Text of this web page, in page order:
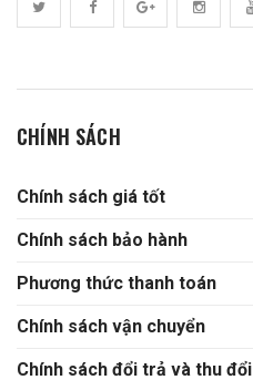
CHÍNH SÁCH
Chính sách giá tốt
Chính sách bảo hành
Phương thức thanh toán
Chính sách vận chuyển
Chính sách đổi trả và thu đổi